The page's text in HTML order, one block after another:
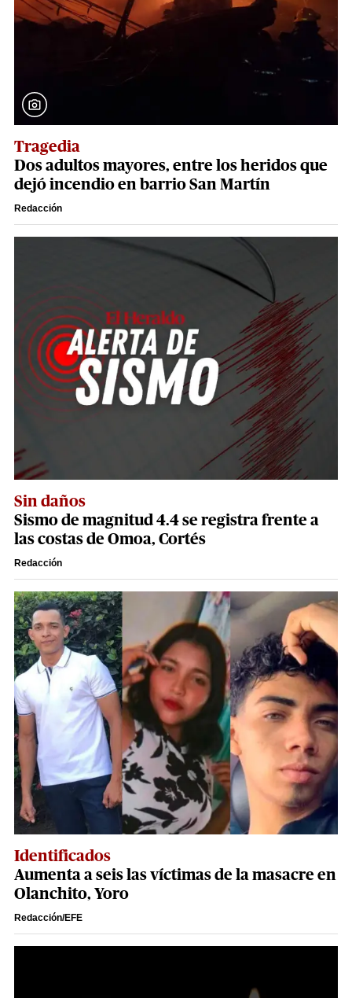
Tragedia
Dos adultos mayores, entre los heridos que
dejó incendio en barrio San Martín
Redacción
Sin daños
Sismo de magnitud 4.4 se registra frente a
las costas de Omoa, Cortés
Redacción
Identificados
Aumenta a seis las víctimas de la masacre en
Olanchito, Yoro
Redacción/EFE